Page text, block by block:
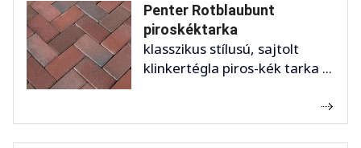
Penter Rotblaubunt
piroskéktarka
klasszikus stílusú, sajtolt
klinkertégla piros-kék tarka ...